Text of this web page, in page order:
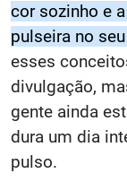
cor sozinho e a
pulseira no
esses
divulgação,
gente ainda
dura um dia
pulso.